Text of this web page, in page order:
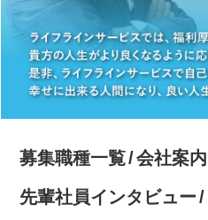
募集職種一覧 会社案内
先輩社員インタビュー